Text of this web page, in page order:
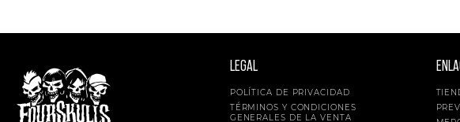
LEGAL
POLÍTICA DE PRIVACIDAD
TÉRMINOS Y CONDICIONES
GENERALES DE LA VENTA